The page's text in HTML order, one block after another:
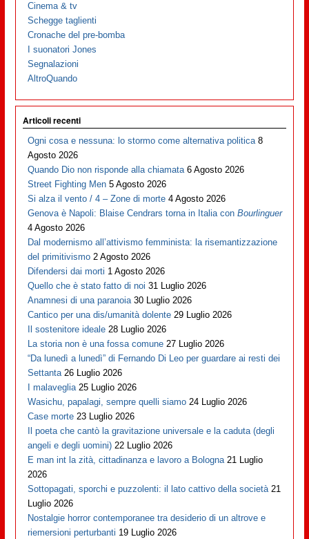
Cinema & tv
Schegge taglienti
Cronache del pre-bomba
I suonatori Jones
Segnalazioni
AltroQuando
Articoli recenti
Ogni cosa e nessuna: lo stormo come alternativa politica 8
Agosto 2026
Quando Dio non risponde alla chiamata 6 Agosto 2026
Street Fighting Men 5 Agosto 2026
Si alza il vento / 4 – Zone di morte 4 Agosto 2026
Genova è Napoli: Blaise Cendrars torna in Italia conBourlinguer
4 Agosto 2026
Dal modernismo all’attivismo femminista: la risemantizzazione
del primitivismo 2 Agosto 2026
Difendersi dai morti 1 Agosto 2026
Quello che è stato fatto di noi 31 Luglio 2026
Anamnesi di una paranoia 30 Luglio 2026
Cantico per una dis/umanità dolente 29 Luglio 2026
Il sostenitore ideale 28 Luglio 2026
La storia non è una fossa comune 27 Luglio 2026
“Da lunedì a lunedì” di Fernando Di Leo per guardare ai resti dei
Settanta 26 Luglio 2026
I malaveglia 25 Luglio 2026
Wasichu, papalagi, sempre quelli siamo 24 Luglio 2026
Case morte 23 Luglio 2026
Il poeta che cantò la gravitazione universale e la caduta (degli
angeli e degli uomini) 22 Luglio 2026
E man int la zità, cittadinanza e lavoro a Bologna 21 Luglio
2026
Sottopagati, sporchi e puzzolenti: il lato cattivo della società 21
Luglio 2026
Nostalgie horror contemporanee tra desiderio di un altrove e
riemersioni perturbanti 19 Luglio 2026